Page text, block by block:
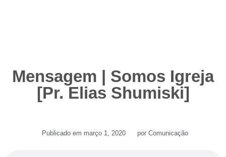
Mensagem | Somos Igreja
[Pr. Elias Shumiski]
Publicado em março 1, 2020 por Comunicação